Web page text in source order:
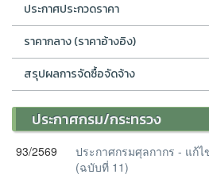
ประกาศประกวดราคา
ราคากลาง (ราคาอ้างอิง)
สรุปผลการจัดซื้อจัดจ้าง
ประกาศกรม/กระทรวง
93/2569
ประกาศกรมศุลกากร - แก้
(ฉบับที่ 11)